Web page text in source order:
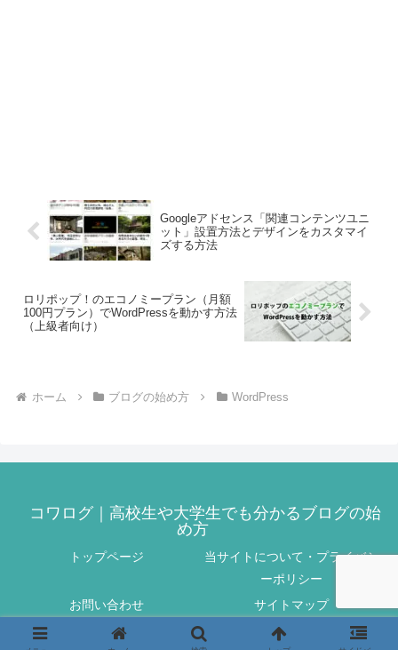
Googleアドセンス「関連コンテンツユニ
ット」設置方法とデザインをカスタマイ
ズする方法
ロリポップ！のエコノミープラン（月額
100円プラン）でWordPressを動かす方法
（上級者向け）
ホーム ブログの始め方 WordPress
コワログ｜高校生や大学生でも分かるブログの始
め方
トップページ
当サイトについて・プライバシ
ーポリシー
お問い合わせ
サイトマップ
© 2021 コワログ｜高校生や大学生でも分かるブログの始め方.